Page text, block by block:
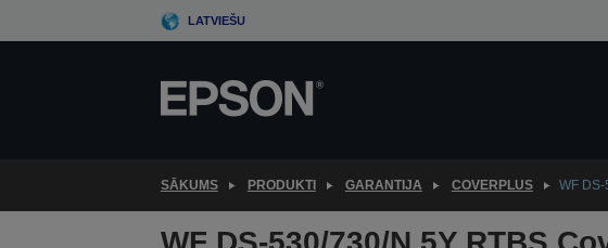
to
LATVIEŠU
SĀKUMS PRODUKTI GARANTIJA COVERPLUS WF